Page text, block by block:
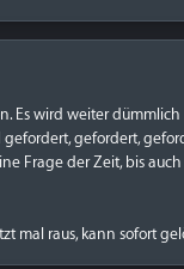
Es wird weiter
gefordert,
Frage der Zeit, bis
mal raus, kann sofort